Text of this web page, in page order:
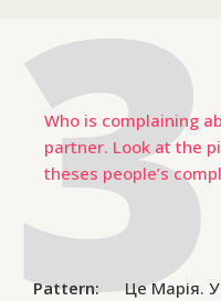
Who is complaining
partner. Look at the
theses people’s
Pattern:Це Марія. У